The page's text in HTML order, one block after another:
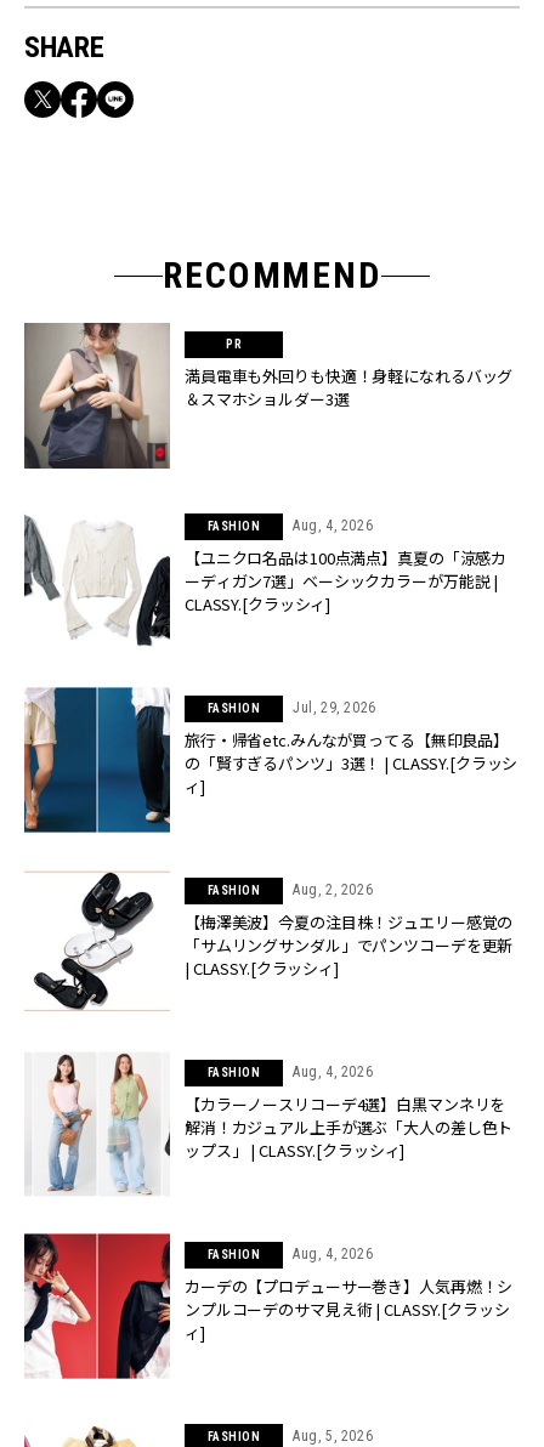
SHARE
RECOMMEND
満員電車も外回りも快適！身軽になれるバッグ
＆スマホショルダー3選
FASHION Aug, 4, 2026
【ユニクロ名品は100点満点】真夏の「涼感カ
ーディガン7選」ベーシックカラーが万能説 |
CLASSY.[クラッシィ]
FASHION Jul, 29, 2026
旅行・帰省etc.みんなが買ってる【無印良品】
の「賢すぎるパンツ」3選！ | CLASSY.[クラッシ
ィ]
FASHION Aug, 2, 2026
【梅澤美波】今夏の注目株！ジュエリー感覚の
「サムリングサンダル」でパンツコーデを更新
| CLASSY.[クラッシィ]
FASHION Aug, 4, 2026
【カラーノースリコーデ4選】白黒マンネリを
解消！カジュアル上手が選ぶ「大人の差し色ト
ップス」 | CLASSY.[クラッシィ]
FASHION Aug, 4, 2026
カーデの【プロデューサー巻き】人気再燃！シ
ンプルコーデのサマ見え術 | CLASSY.[クラッシ
ィ]
FASHION Aug, 5, 2026